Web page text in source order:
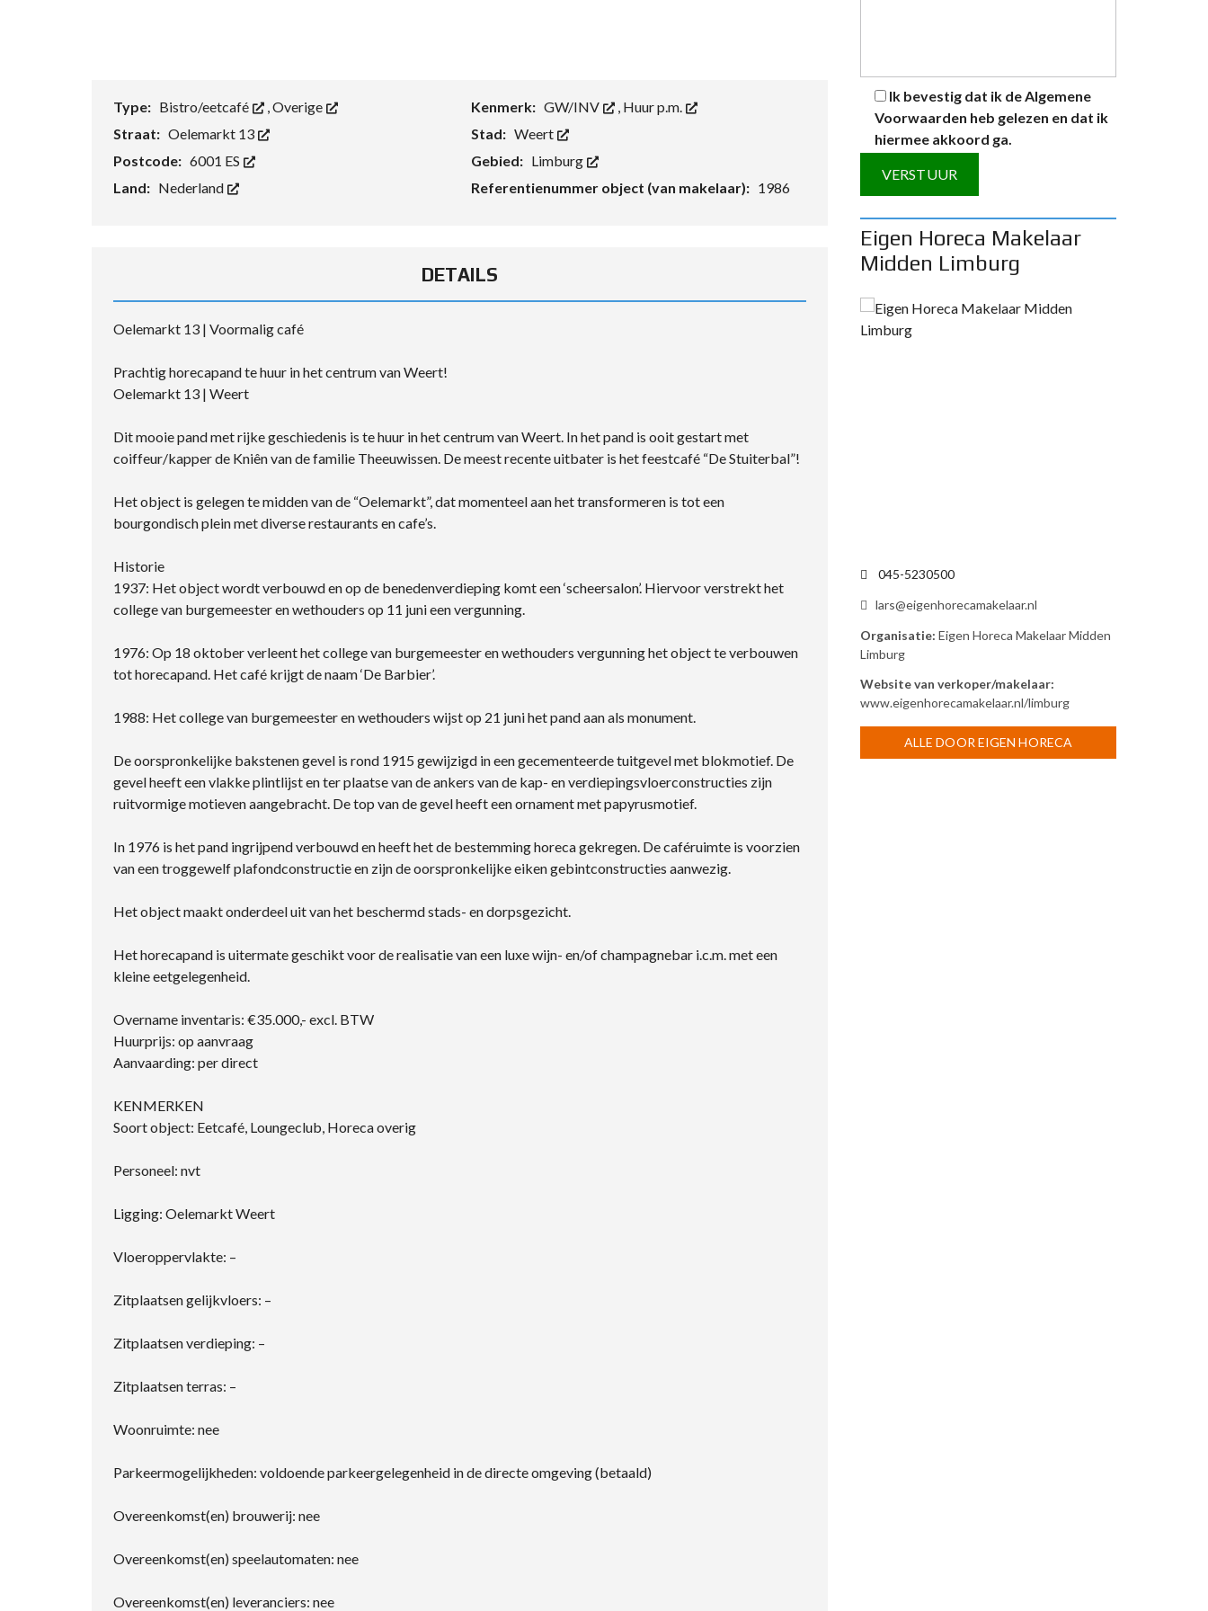
Type: Bistro/eetcafé ,Overige Kenmerk: GW/INV , Huur p.m.
Straat: Oelemarkt 13 Stad: Weert
Postcode: 6001 ES Gebied: Limburg
Land: Nederland Referentienummer object (van makelaar): 1986
DETAILS
Oelemarkt 13 | Voormalig café
Prachtig horecapand te huur in het centrum van Weert!
Oelemarkt 13 | Weert
Dit mooie pand met rijke geschiedenis is te huur in het centrum van Weert. In het pand is ooit gestart met
coiffeur/kapper de Kniên van de familie Theeuwissen. De meest recente uitbater is het feestcafé “De Stuiterbal”!
Het object is gelegen te midden van de “Oelemarkt”, dat momenteel aan het transformeren is tot een
bourgondisch plein met diverse restaurants en cafe’s.
Historie
1937: Het object wordt verbouwd en op de benedenverdieping komt een ‘scheersalon’. Hiervoor verstrekt het
college van burgemeester en wethouders op 11 juni een vergunning.
1976: Op 18 oktober verleent het college van burgemeester en wethouders vergunning het object te verbouwen
tot horecapand. Het café krijgt de naam ‘De Barbier’.
1988: Het college van burgemeester en wethouders wijst op 21 juni het pand aan als monument.
De oorspronkelijke bakstenen gevel is rond 1915 gewijzigd in een gecementeerde tuitgevel met blokmotief. De
gevel heeft een vlakke plintlijst en ter plaatse van de ankers van de kap- en verdiepingsvloerconstructies zijn
ruitvormige motieven aangebracht. De top van de gevel heeft een ornament met papyrusmotief.
In 1976 is het pand ingrijpend verbouwd en heeft het de bestemming horeca gekregen. De caféruimte is voorzien
van een troggewelf plafondconstructie en zijn de oorspronkelijke eiken gebintconstructies aanwezig.
Het object maakt onderdeel uit van het beschermd stads- en dorpsgezicht.
Het horecapand is uitermate geschikt voor de realisatie van een luxe wijn- en/of champagnebar i.c.m. met een
kleine eetgelegenheid.
Overname inventaris: €35.000,- excl. BTW
Huurprijs: op aanvraag
Aanvaarding: per direct
KENMERKEN
Soort object: Eetcafé, Loungeclub, Horeca overig
Personeel: nvt
Ligging: Oelemarkt Weert
Vloeroppervlakte: –
Zitplaatsen gelijkvloers: –
Zitplaatsen verdieping: –
Zitplaatsen terras: –
Woonruimte: nee
Parkeermogelijkheden: voldoende parkeergelegenheid in de directe omgeving (betaald)
Overeenkomst(en) brouwerij: nee
Overeenkomst(en) speelautomaten: nee
Overeenkomst(en) leveranciers: nee
Ik bevestig dat ik deAlgemene
Voorwaarden heb gelezen en dat ik
hiermee akkoord ga.
A
l
t
r
n
Eigen Horeca Makelaar
Midden Limburg
045-5230500
lars@eigenhorecamakelaar.nl
Organisatie: Eigen Horeca Makelaar Midden
Limburg
Website van verkoper/makelaar:
www.eigenhorecamakelaar.nl/limburg
ALLE DOOR EIGEN HORECA